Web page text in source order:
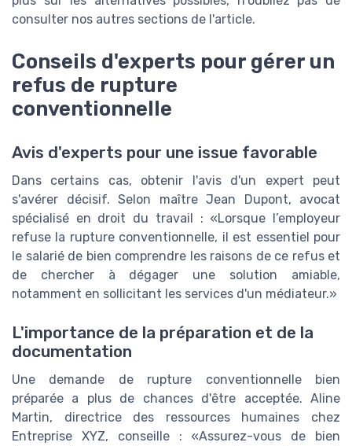
consulter nos autres sections de l'article.
Conseils d'experts pour gérer un
refus de rupture
conventionnelle
Avis d'experts pour une issue favorable
Dans certains cas, obtenir l'avis d'un expert peut
s'avérer décisif. Selon maître Jean Dupont, avocat
spécialisé en droit du travail :
Lorsque l’employeur
refuse la rupture conventionnelle, il est essentiel pour
le salarié de bien comprendre les raisons de ce refus et
de chercher à dégager une solution amiable,
notamment en sollicitant les services d'un médiateur.
L'importance de la préparation et de la
documentation
Une demande de rupture conventionnelle bien
préparée a plus de chances d'être acceptée. Aline
Martin, directrice des ressources humaines chez
Entreprise XYZ, conseille :
Assurez-vous de bien